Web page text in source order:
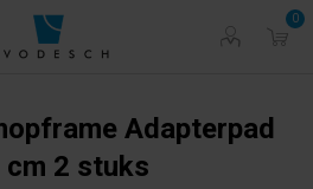
0
Adapterpad
2 stuks